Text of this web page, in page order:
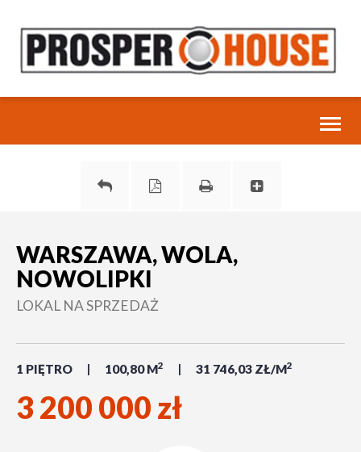
WARSZAWA, WOLA,
NOWOLIPKI
LOKAL NA SPRZEDAŻ
1 PIĘTRO 100,80 M2 31 746,03 ZŁ/M2
3 200 000 zł